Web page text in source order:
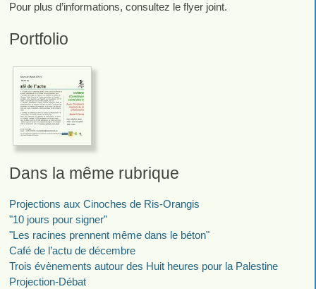
Pour plus d’informations, consultez le flyer joint.
Portfolio
Dans la même rubrique
Projections aux Cinoches de Ris-Orangis
"10 jours pour signer"
"Les racines prennent même dans le béton"
Café de l’actu de décembre
Trois évènements autour des Huit heures pour la Palestine
Projection-Débat